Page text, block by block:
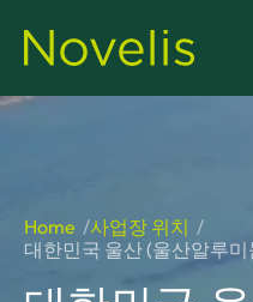
Home
사업장 위치
대한민국 울산 (울산알루